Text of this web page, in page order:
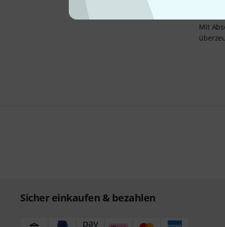
Mit
Sicher einkaufen & bezahlen